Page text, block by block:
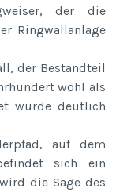
der die
Ringwallanlage
der Bestandteil
wohl als
wurde deutlich
auf dem
sich ein
die Sage des